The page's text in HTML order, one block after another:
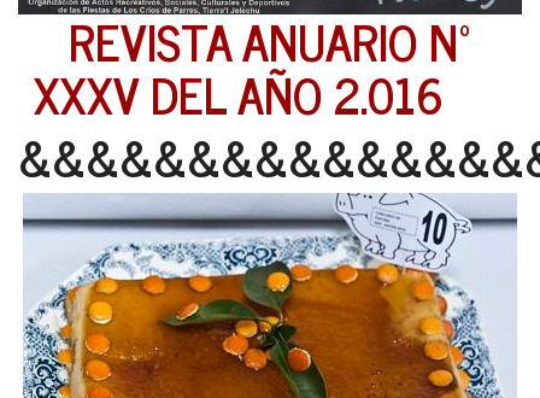
REVISTA ANUARIO Nº
XXXV DEL AÑO 2.016